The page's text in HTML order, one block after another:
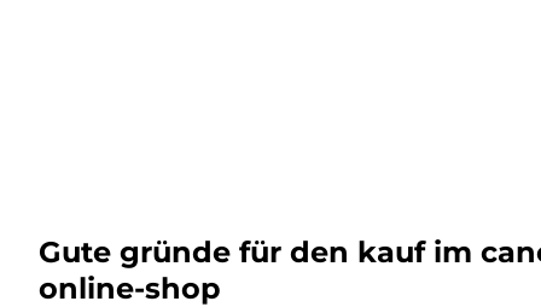
Gute gründe für den kauf im
online-shop